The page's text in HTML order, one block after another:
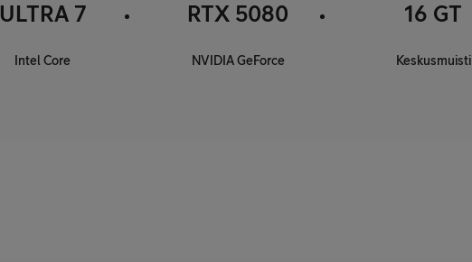
ULTRA 7
Intel Core
RTX 5080
NVIDIA GeForce
16 GT
Keskusmuisti